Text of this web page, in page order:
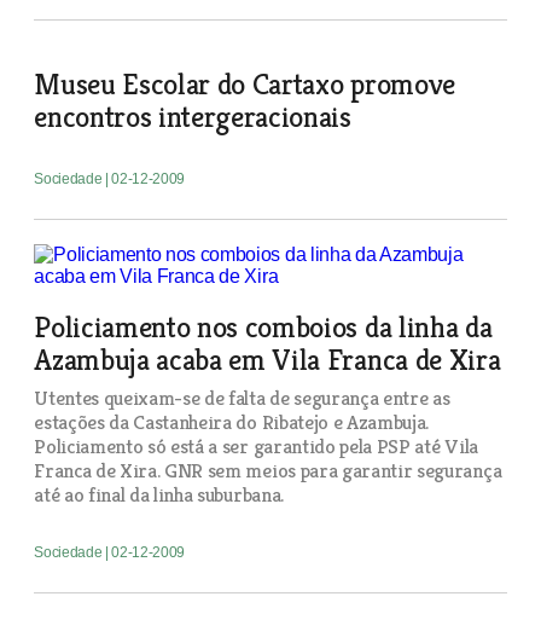
Museu Escolar do Cartaxo promove
encontros intergeracionais
Sociedade | 02-12-2009
Policiamento nos comboios da linha da
Azambuja acaba em Vila Franca de Xira
Utentes queixam-se de falta de segurança entre as
estações da Castanheira do Ribatejo e Azambuja.
Policiamento só está a ser garantido pela PSP até Vila
Franca de Xira. GNR sem meios para garantir segurança
até ao final da linha suburbana.
Sociedade | 02-12-2009